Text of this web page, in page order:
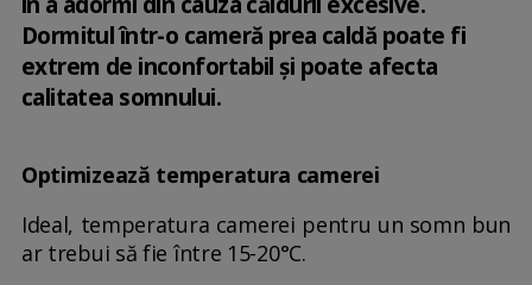
Dormitul într-o cameră prea caldă poate fi
extrem de inconfortabil și poate afecta
calitatea somnului.
Optimizează temperatura camerei
Ideal, temperatura camerei pentru un somn bun
ar trebui să fie între 15-20°C.